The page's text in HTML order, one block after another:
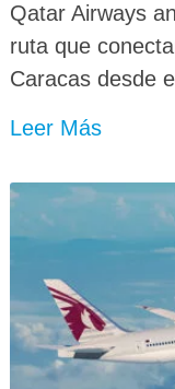
Qatar Airways
ruta que
Caracas desde
Leer Más